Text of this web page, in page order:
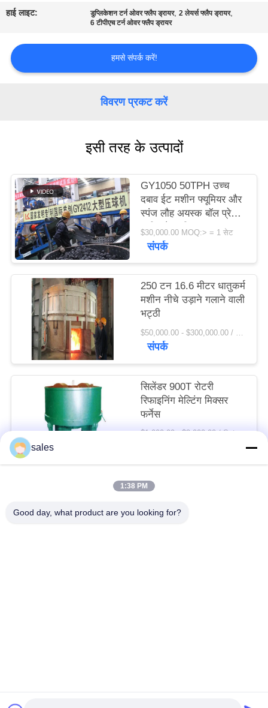
करें
विनती
करे
साइटमैप
PRIVACY
POLICY
हाई लाइट: डुप्लिकेशन टर्न ओवर फ्लैप ड्रायर,2 लेयर्स फ्लैप ड्रायर,
6 टीपीएच टर्न ओवर फ्लैप ड्रायर
हमसे संपर्क करें!
विवरण प्रकट करें
इसी तरह के उत्पादों
GY1050 50TPH उच्च
दबाव ईट मशीन फ्यूमियर और
स्पंज लौह अयस्क बॉल प्रेस
मशीन फैक्टरी मूल्य
$30,000.00 MOQ:> = 1 सेट
संपर्क
250 टन 16.6 मीटर धातुकर्म
मशीन नीचे उड़ाने गलाने वाली
भट्ठी
$50,000.00 - $300,000.00 / Set MOQ:1 सेट / सेट
संपर्क
सिलेंडर 900T रोटरी
रिफाइनिंग मेल्टिंग मिक्सर
फर्नेस
$1,000.00 - $2,000.00 / Set MOQ:1 सेट / सेट
लोकप्रिय श्रेणियां
sales
1:38 PM
Good day, what product are you looking for?